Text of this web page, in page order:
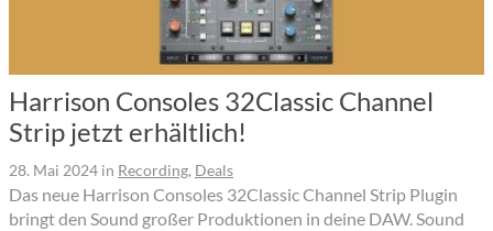
Harrison Consoles 32Classic Channel
Strip jetzt erhältlich!
28. Mai 2024 in Recording, Deals
Das neue Harrison Consoles 32Classic Channel Strip Plugin
bringt den Sound großer Produktionen in deine DAW. Sound